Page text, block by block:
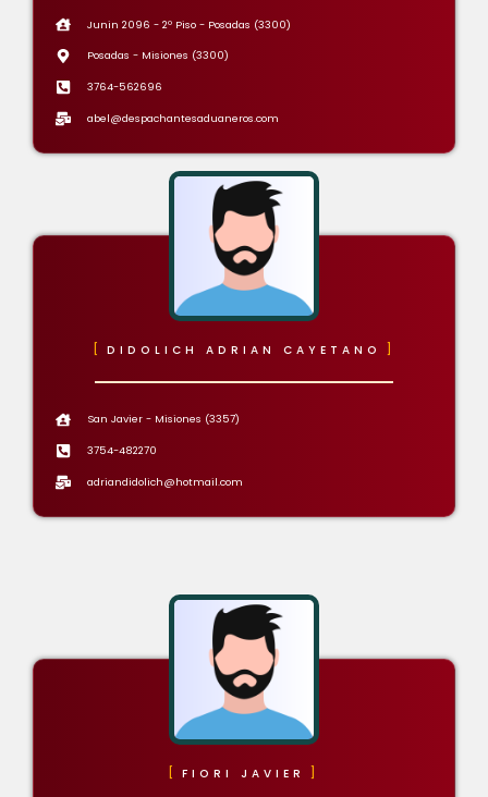
Junin 2096 - 2º Piso - Posadas (3300)
Posadas - Misiones (3300)
3764-562696
abel@despachantesaduaneros.com
DIDOLICH ADRIAN CAYETANO
San Javier - Misiones (3357)
3754-482270
adriandidolich@hotmail.com
FIORI JAVIER